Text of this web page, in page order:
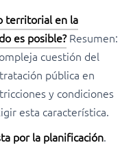
territorial en la
es posible?Resumen:
cuestión del
pública en
y condiciones
esta característica.
por la planificación.